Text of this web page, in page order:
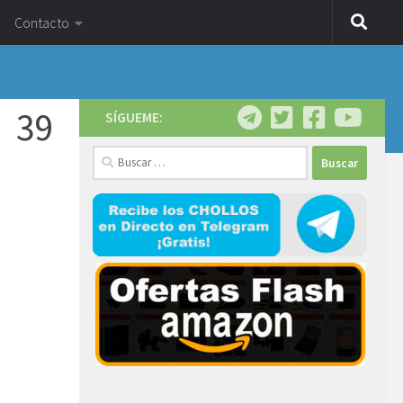
Contacto
39
SÍGUEME:
Buscar: